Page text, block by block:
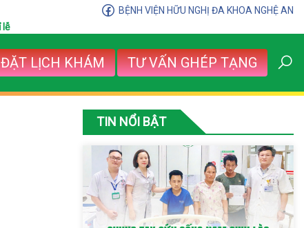
BỆNH VIỆN HỮU NGHỊ ĐA KHOA NGHỆ AN
lễ
ĐẶT LỊCH KHÁM TƯ VẤN GHÉP TẠNG
TIN NỔI BẬT